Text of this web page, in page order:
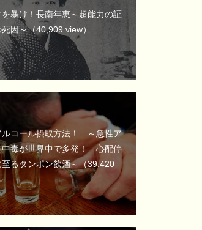
を暴け！長南年恵～超能力の証
死因～（40,909 view）
ルコール摂取方法！ ～急性ア
中毒が世界中で多発！ 心配停
るタンポン飲酒～（39,420